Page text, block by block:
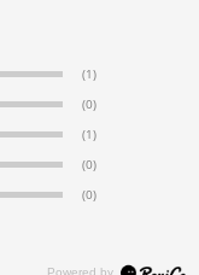
(1)
(0)
(1)
(0)
(0)